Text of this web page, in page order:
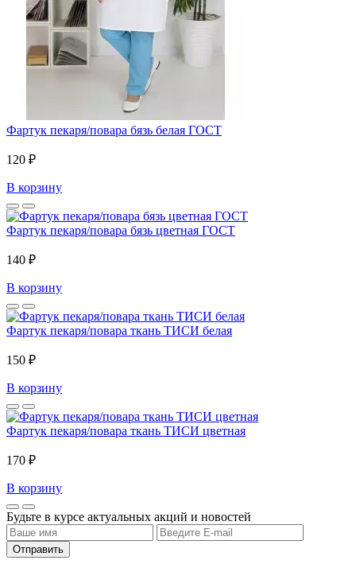
Фартук пекаря/повара бязь белая ГОСТ
120 ₽
В корзину
Фартук пекаря/повара бязь цветная ГОСТ
140 ₽
В корзину
Фартук пекаря/повара ткань ТИСИ белая
150 ₽
В корзину
Фартук пекаря/повара ткань ТИСИ цветная
170 ₽
В корзину
Будьте в курсе актуальных акций и новостей